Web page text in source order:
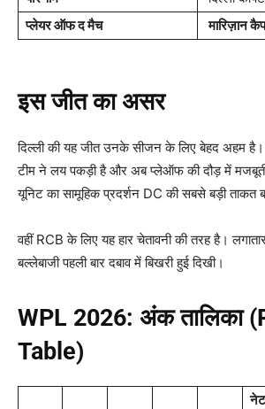
प्लेयर ऑफ द मैच
मारिज़ान कैप
इस जीत का असर
दिल्ली की यह जीत उनके सीजन के लिए बेहद अहम
टीम ने लय पकड़ी है और अब प्लेऑफ की दौड़ में
यूनिट का सामूहिक प्रदर्शन DC की सबसे बड़ी ताकत
वहीं RCB के लिए यह हार चेतावनी की तरह है।
बल्लेबाजी पहली बार दबाव में बिखरी हुई दिखी।
WPL 2026: अंक तालिका
Table)
नेट